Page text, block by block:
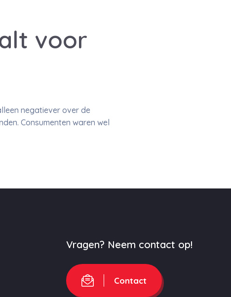
voor
negatiever over de
Consumenten waren wel
Vragen? Neem contact op!
Contact